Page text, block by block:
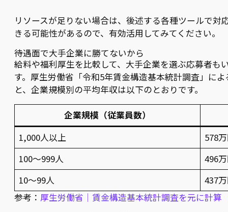
リソースが足りない場合は、後述する各種ツールで対
きる可能性があるので、有効活用してみてください。
待遇面で大手企業に勝てないから
給料や福利厚生を比較して、大手企業を選ぶ応募者も
す。厚生労働省「令和5年賃金構造基本統計調査」によ
と、企業規模別の平均年収は以下のとおりです。
企業規模（従業員数）
1,000人以上
578
100〜999人
496
10〜99人
437
参考： 厚生労働省｜賃金構造基本統計調査を元に計算